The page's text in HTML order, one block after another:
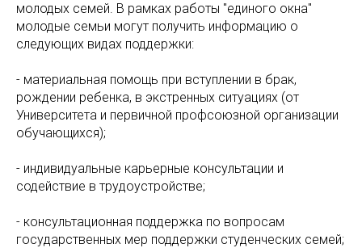
молодых семей. В рамках работы "единого окна"
молодые семьи могут получить информацию о
следующих видах поддержки:
- материальная помощь при вступлении в брак,
рождении ребенка, в экстренных ситуациях (от
Университета и первичной профсоюзной организации
обучающихся);
- ⁠индивидуальные карьерные консультации и
содействие в трудоустройстве;
- ⁠консультационная поддержка по вопросам
государственных мер поддержки студенческих семей;